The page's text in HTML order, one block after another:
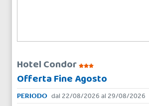
Hotel Condor
Offerta Fine Agosto
PERIODO dal 22/08/2026 al 29/08/2026